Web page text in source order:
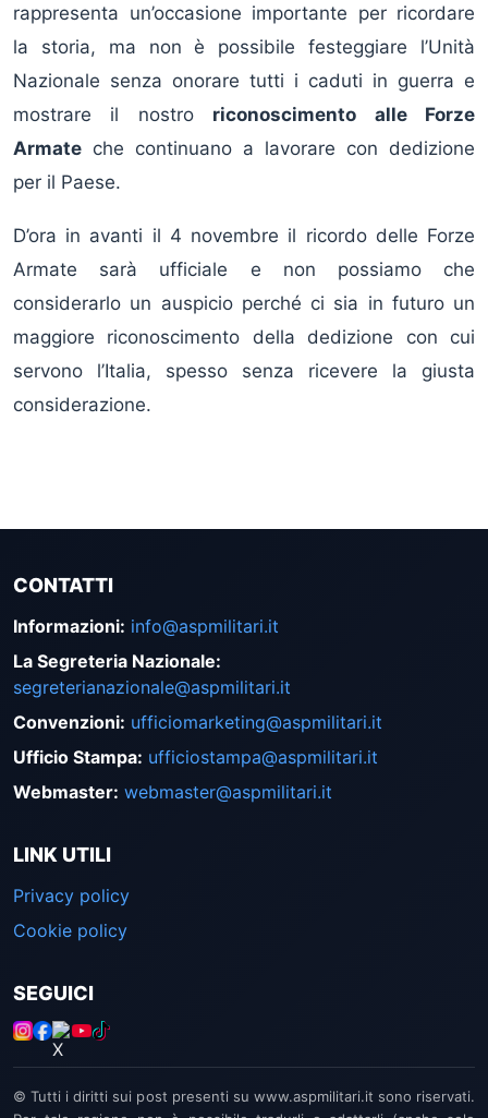
rappresenta un’occasione importante per ricordare
la storia, ma non è possibile festeggiare l’Unità
Nazionale senza onorare tutti i caduti in guerra e
mostrare il nostro riconoscimento alle Forze
Armate che continuano a lavorare con dedizione
per il Paese.
D’ora in avanti il 4 novembre il ricordo delle Forze
Armate sarà ufficiale e non possiamo che
considerarlo un auspicio perché ci sia in futuro un
maggiore riconoscimento della dedizione con cui
servono l’Italia, spesso senza ricevere la giusta
considerazione.
CONTATTI
Informazioni: info@aspmilitari.it
La Segreteria Nazionale:
segreterianazionale@aspmilitari.it
Convenzioni: ufficiomarketing@aspmilitari.it
Ufficio Stampa: ufficiostampa@aspmilitari.it
Webmaster: webmaster@aspmilitari.it
LINK UTILI
Privacy policy
Cookie policy
SEGUICI
© Tutti i diritti sui post presenti su www.aspmilitari.it sono riservati.